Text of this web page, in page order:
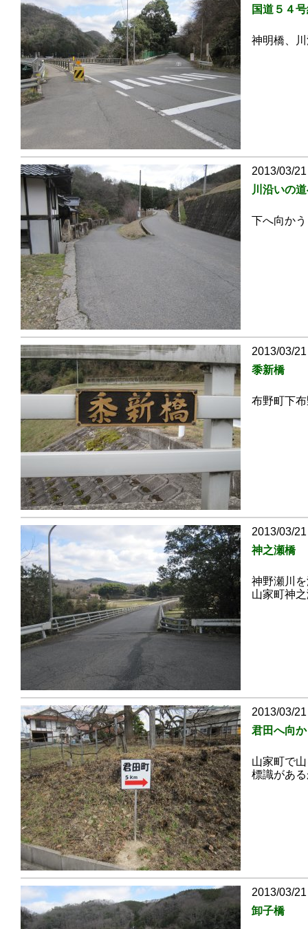
国道５４
神明橋、
2013/03/
川沿いの
下へ向か
2013/03/
黍新橋
布野町下
2013/03/
神之瀬橋
神野瀬川
山家町神
2013/03/
君田へ向
山家町で
標識があ
2013/03/
卸子橋